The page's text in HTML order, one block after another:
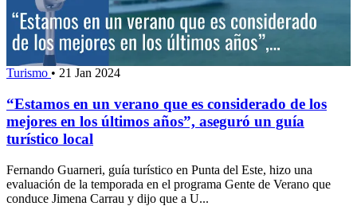
Turismo • 21 Jan 2024
“Estamos en un verano que es considerado de los
mejores en los últimos años”, aseguró un guía
turístico local
Fernando Guarneri, guía turístico en Punta del Este, hizo una
evaluación de la temporada en el programa Gente de Verano que
conduce Jimena Carrau y dijo que a U...